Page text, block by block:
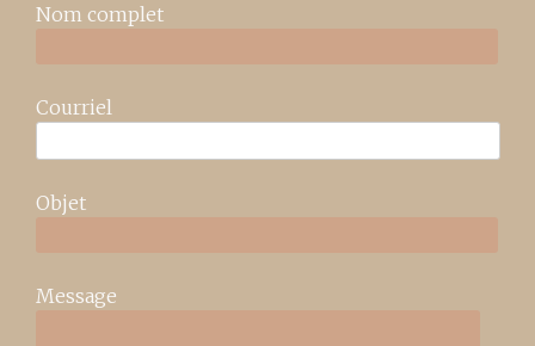
Nom complet
Courriel
Objet
Message